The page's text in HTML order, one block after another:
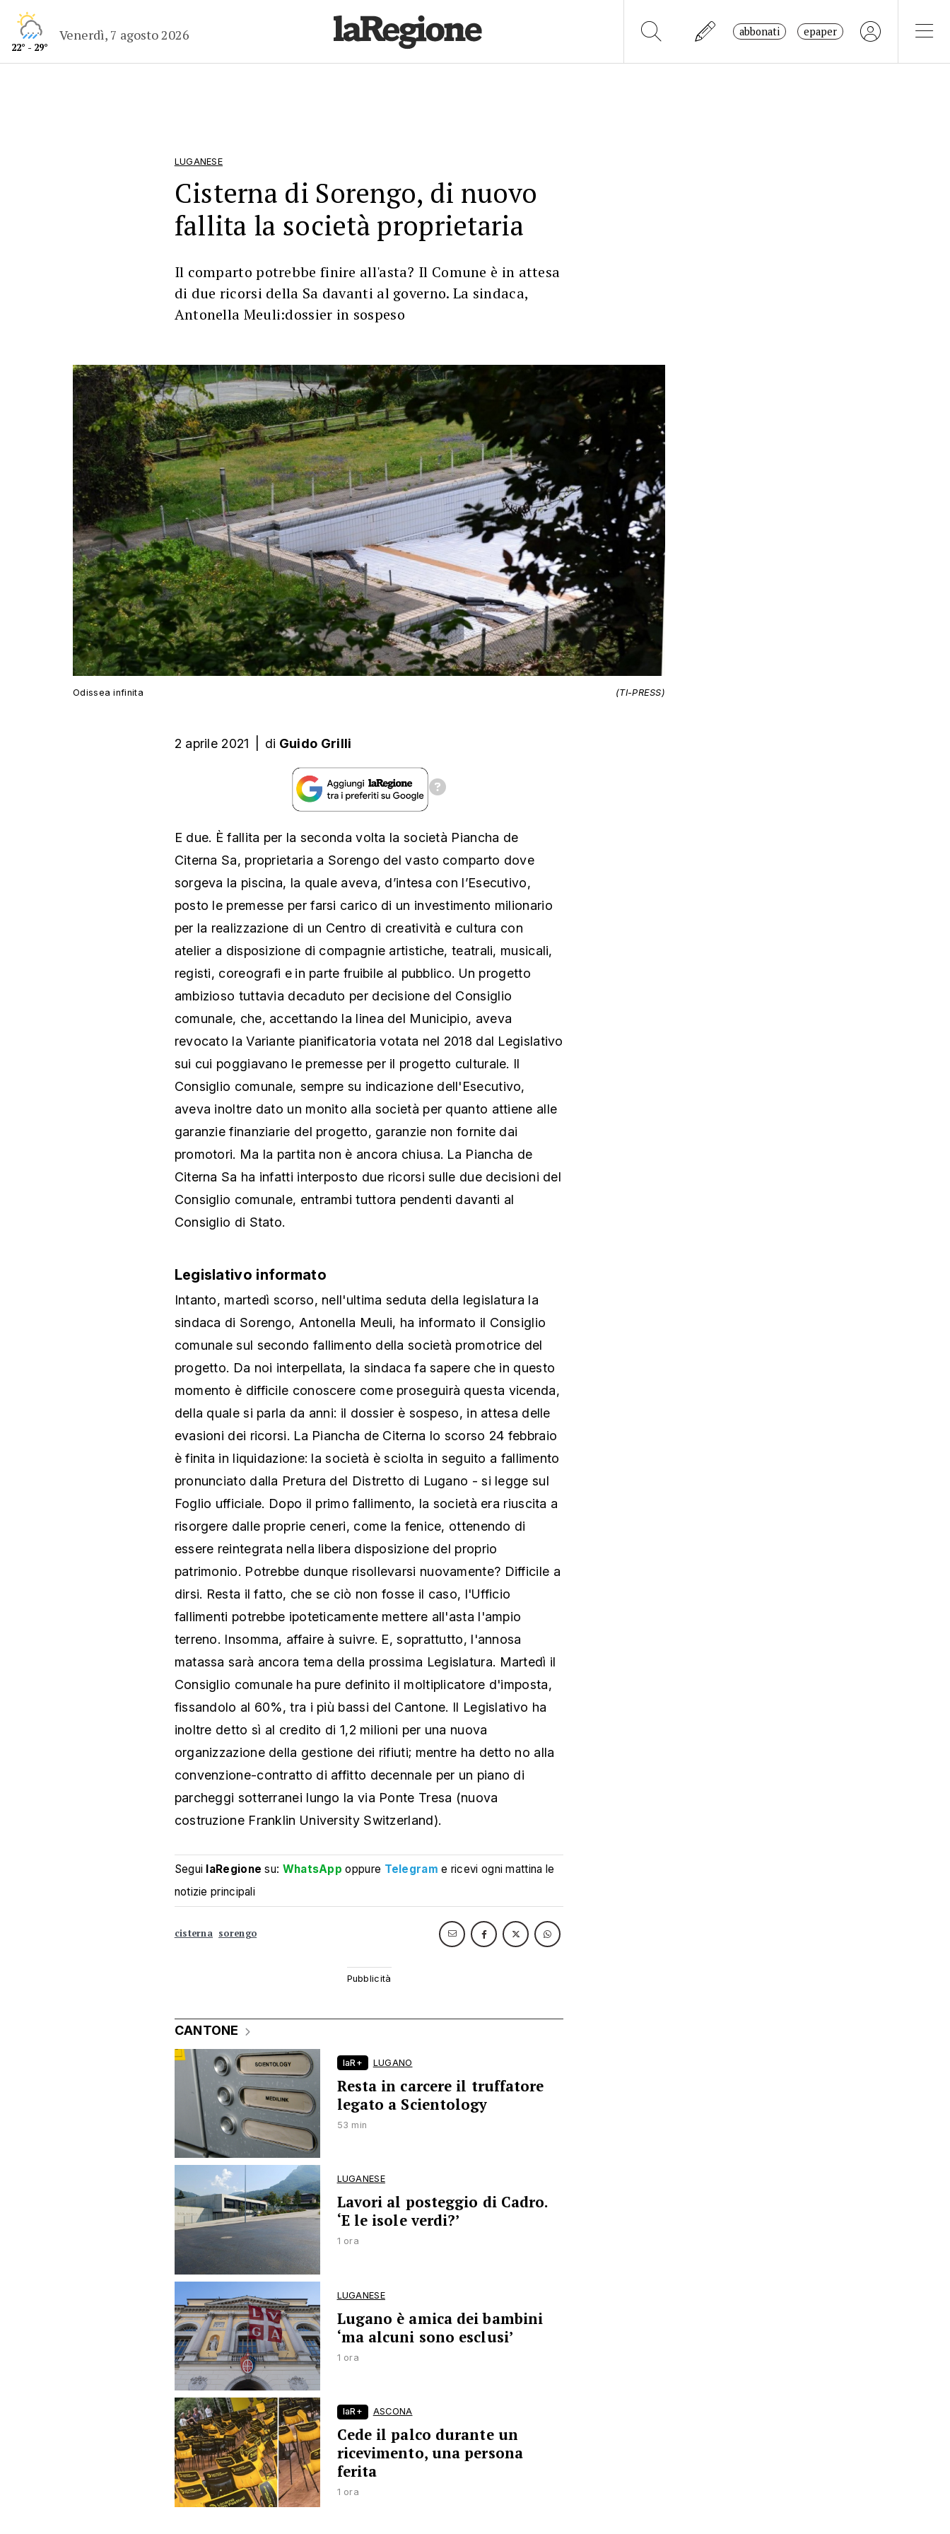
22° - 29°
Venerdì, 7 agosto 2026 abbonati epaper
LUGANESE
Cisterna di Sorengo, di nuovo
fallita la società proprietaria
Il comparto potrebbe finire all'asta? Il Comune è in attesa
di due ricorsi della Sa davanti al governo. La sindaca,
Antonella Meuli:dossier in sospeso
Odissea infinita (TI-PRESS)
2 aprile 2021 di Guido Grilli
E due. È fallita per la seconda volta la società Piancha de
Citerna Sa, proprietaria a Sorengo del vasto comparto dove
sorgeva la piscina, la quale aveva, d’intesa con l’Esecutivo,
posto le premesse per farsi carico di un investimento milionario
per la realizzazione di un Centro di creatività e cultura con
atelier a disposizione di compagnie artistiche, teatrali, musicali,
registi, coreografi e in parte fruibile al pubblico. Un progetto
ambizioso tuttavia decaduto per decisione del Consiglio
comunale, che, accettando la linea del Municipio, aveva
revocato la Variante pianificatoria votata nel 2018 dal Legislativo
sui cui poggiavano le premesse per il progetto culturale. Il
Consiglio comunale, sempre su indicazione dell'Esecutivo,
aveva inoltre dato un monito alla società per quanto attiene alle
garanzie finanziarie del progetto, garanzie non fornite dai
promotori. Ma la partita non è ancora chiusa. La Piancha de
Citerna Sa ha infatti interposto due ricorsi sulle due decisioni del
Consiglio comunale, entrambi tuttora pendenti davanti al
Consiglio di Stato.
Legislativo informato
Intanto, martedì scorso, nell'ultima seduta della legislatura la
sindaca di Sorengo, Antonella Meuli, ha informato il Consiglio
comunale sul secondo fallimento della società promotrice del
progetto. Da noi interpellata, la sindaca fa sapere che in questo
momento è difficile conoscere come proseguirà questa vicenda,
della quale si parla da anni: il dossier è sospeso, in attesa delle
evasioni dei ricorsi. La Piancha de Citerna lo scorso 24 febbraio
è finita in liquidazione: la società è sciolta in seguito a fallimento
pronunciato dalla Pretura del Distretto di Lugano - si legge sul
Foglio ufficiale. Dopo il primo fallimento, la società era riuscita a
risorgere dalle proprie ceneri, come la fenice, ottenendo di
essere reintegrata nella libera disposizione del proprio
patrimonio. Potrebbe dunque risollevarsi nuovamente? Difficile a
dirsi. Resta il fatto, che se ciò non fosse il caso, l'Ufficio
fallimenti potrebbe ipoteticamente mettere all'asta l'ampio
terreno. Insomma, affaire à suivre. E, soprattutto, l'annosa
matassa sarà ancora tema della prossima Legislatura. Martedì il
Consiglio comunale ha pure definito il moltiplicatore d'imposta,
fissandolo al 60%, tra i più bassi del Cantone. Il Legislativo ha
inoltre detto sì al credito di 1,2 milioni per una nuova
organizzazione della gestione dei rifiuti; mentre ha detto no alla
convenzione-contratto di affitto decennale per un piano di
parcheggi sotterranei lungo la via Ponte Tresa (nuova
costruzione Franklin University Switzerland).
Segui laRegione su: WhatsApp oppure Telegram e ricevi ogni mattina le
notizie principali
cisterna sorengo
CANTONE
laR+ LUGANO
Resta in carcere il truffatore
legato a Scientology
53 min
LUGANESE
Lavori al posteggio di Cadro.
‘E le isole verdi?’
1 ora
LUGANESE
Lugano è amica dei bambini
‘ma alcuni sono esclusi’
1 ora
laR+ ASCONA
Cede il palco durante un
ricevimento, una persona
ferita
1 ora